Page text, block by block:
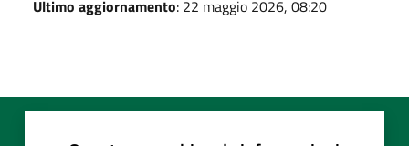
Ultimo aggiornamento: 22 maggio 2026, 08:20